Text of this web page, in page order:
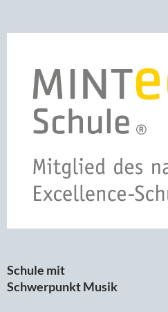
Schule mit
Schwerpunkt Musik